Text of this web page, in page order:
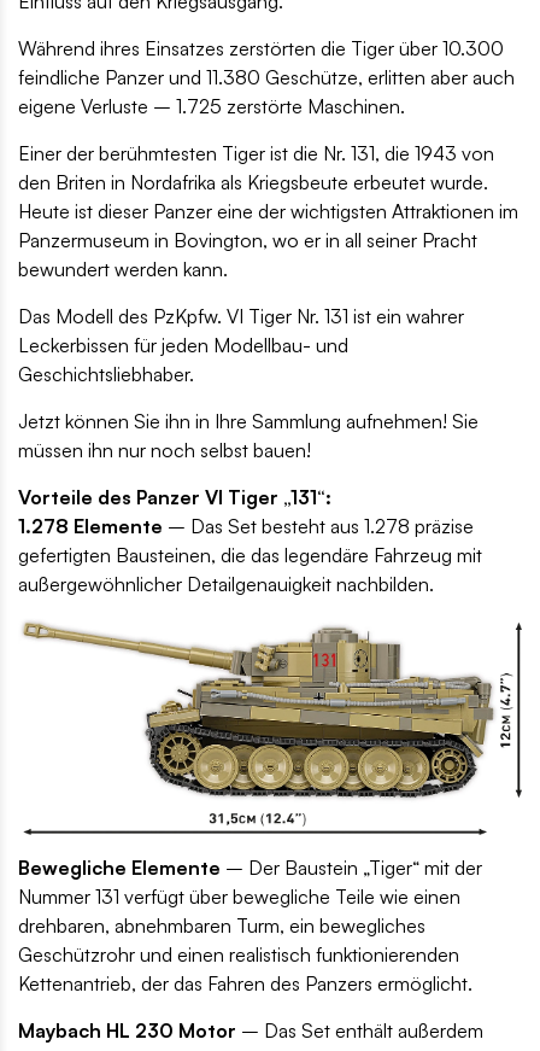
Während ihres Einsatzes zerstörten die Tiger über 10.300
feindliche Panzer und 11.380 Geschütze, erlitten aber auch
eigene Verluste – 1.725 zerstörte Maschinen.
Einer der berühmtesten Tiger ist die Nr. 131, die 1943 von
den Briten in Nordafrika als Kriegsbeute erbeutet wurde.
Heute ist dieser Panzer eine der wichtigsten Attraktionen im
Panzermuseum in Bovington, wo er in all seiner Pracht
bewundert werden kann.
Das Modell des PzKpfw. VI Tiger Nr. 131 ist ein wahrer
Leckerbissen für jeden Modellbau- und
Geschichtsliebhaber.
Jetzt können Sie ihn in Ihre Sammlung aufnehmen! Sie
müssen ihn nur noch selbst bauen!
Vorteile des Panzer VI Tiger „131“:
1.278 Elemente – Das Set besteht aus 1.278 präzise
gefertigten Bausteinen, die das legendäre Fahrzeug mit
außergewöhnlicher Detailgenauigkeit nachbilden.
Bewegliche Elemente – Der Baustein „Tiger“ mit der
Nummer 131 verfügt über bewegliche Teile wie einen
drehbaren, abnehmbaren Turm, ein bewegliches
Geschützrohr und einen realistisch funktionierenden
Kettenantrieb, der das Fahren des Panzers ermöglicht.
Maybach HL 230 Motor – Das Set enthält außerdem